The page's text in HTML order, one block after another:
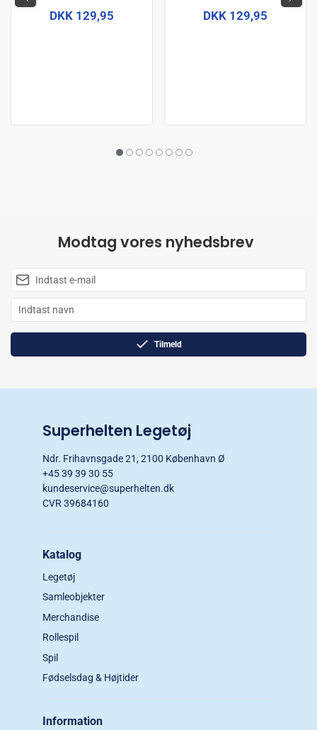
DKK 129,95 DKK 129,95
Modtag vores nyhedsbrev
Tilmeld
Superhelten Legetøj
Ndr. Frihavnsgade 21, 2100 København Ø
+45 39 39 30 55
kundeservice@superhelten.dk
CVR 39684160
Katalog
Legetøj
Samleobjekter
Merchandise
Rollespil
Spil
Fødselsdag & Højtider
Information